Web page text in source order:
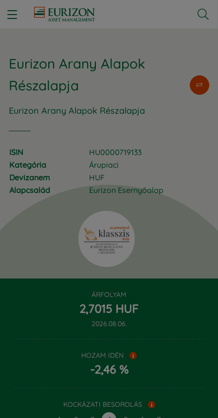

Eurizon Arany Alapok
Részalapja
Eurizon Arany Alapok Részalapja
ISIN
HU0000719133
Kategória
Árupiaci
Devizanem
HUF
Alapcsalád
Eurizon Esernyőalap
ÁRFOLYAM
‍2,‍7015 HUF
2026.08.06.
HOZAM IDÉN i
-2,46 %
KOCKÁZATI BESOROLÁS i